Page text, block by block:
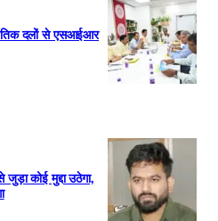
दलों से एसआईआर
कोई मुद्दा उठेगा,